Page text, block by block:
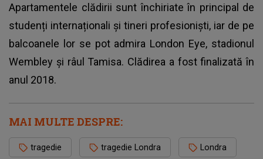
Apartamentele clădirii sunt închiriate în principal de
studenți internaționali și tineri profesioniști, iar de pe
balcoanele lor se pot admira London Eye, stadionul
Wembley și râul Tamisa. Clădirea a fost finalizată în
anul 2018.
MAI MULTE DESPRE:
tragedie tragedie Londra Londra